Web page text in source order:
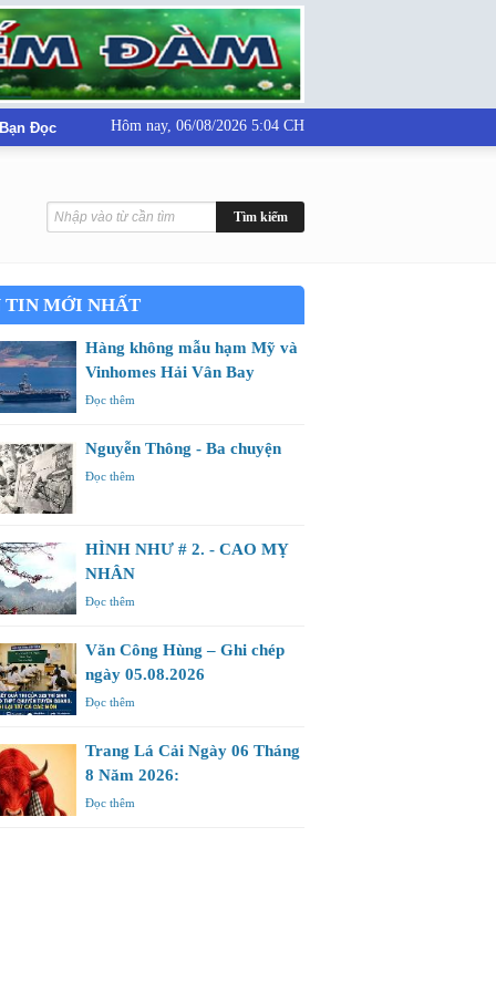
Đọc Hôm nay, 06/08/2026 5:04 CH
TIN MỚI NHẤT
Hàng không mẫu hạm Mỹ và
Vinhomes Hải Vân Bay
Đọc thêm
Nguyễn Thông - Ba chuyện
Đọc thêm
HÌNH NHƯ # 2. - CAO MỴ
NHÂN
Đọc thêm
Văn Công Hùng – Ghi chép
ngày 05.08.2026
Đọc thêm
Trang Lá Cải Ngày 06 Tháng
8 Năm 2026:
Đọc thêm